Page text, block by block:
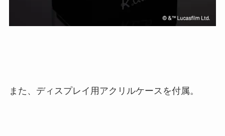
また、ディスプレイ用アクリルケースを付属。